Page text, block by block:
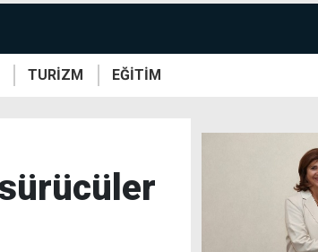
TURİZM EĞİTİM